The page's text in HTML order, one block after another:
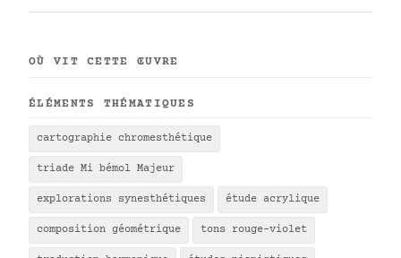
OÙ VIT CETTE ŒUVRE
ÉLÉMENTS THÉMATIQUES
cartographie chromesthétique
triade Mi bémol Majeur
explorations synesthétiques étude acrylique
composition géométrique tons rouge-violet